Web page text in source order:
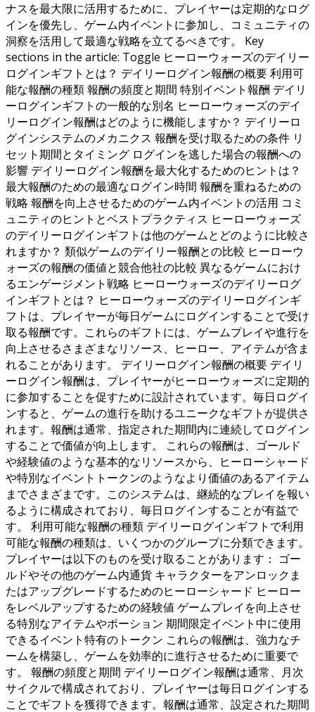
ナスを最大限に活用するために、プレイヤーは定期的なログ
インを優先し、ゲーム内イベントに参加し、コミュニティの
洞察を活用して最適な戦略を立てるべきです。 Key
sections in the article: Toggle ヒーローウォーズのデイリー
ログインギフトとは？ デイリーログイン報酬の概要 利用可
能な報酬の種類 報酬の頻度と期間 特別イベント報酬 デイリ
ーログインギフトの一般的な別名 ヒーローウォーズのデイ
リーログイン報酬はどのように機能しますか？ デイリーロ
グインシステムのメカニクス 報酬を受け取るための条件 リ
セット期間とタイミング ログインを逃した場合の報酬への
影響 デイリーログイン報酬を最大化するためのヒントは？
最大報酬のための最適なログイン時間 報酬を重ねるための
戦略 報酬を向上させるためのゲーム内イベントの活用 コミ
ュニティのヒントとベストプラクティス ヒーローウォーズ
のデイリーログインギフトは他のゲームとどのように比較さ
れますか？ 類似ゲームのデイリー報酬との比較 ヒーローウ
ォーズの報酬の価値と競合他社の比較 異なるゲームにおけ
るエンゲージメント戦略 ヒーローウォーズのデイリーログ
インギフトとは？ ヒーローウォーズのデイリーログインギ
フトは、プレイヤーが毎日ゲームにログインすることで受け
取る報酬です。これらのギフトには、ゲームプレイや進行を
向上させるさまざまなリソース、ヒーロー、アイテムが含ま
れることがあります。 デイリーログイン報酬の概要 デイリ
ーログイン報酬は、プレイヤーがヒーローウォーズに定期的
に参加することを促すために設計されています。毎日ログイ
ンすると、ゲームの進行を助けるユニークなギフトが提供さ
れます。報酬は通常、指定された期間内に連続してログイン
することで価値が向上します。 これらの報酬は、ゴールド
や経験値のような基本的なリソースから、ヒーローシャード
や特別なイベントトークンのようなより価値のあるアイテム
までさまざまです。このシステムは、継続的なプレイを報い
るように構成されており、毎日ログインすることが有益で
す。 利用可能な報酬の種類 デイリーログインギフトで利用
可能な報酬の種類は、いくつかのグループに分類できます。
プレイヤーは以下のものを受け取ることがあります： ゴー
ルドやその他のゲーム内通貨 キャラクターをアンロックま
たはアップグレードするためのヒーローシャード ヒーロー
をレベルアップするための経験値 ゲームプレイを向上させ
る特別なアイテムやポーション 期間限定イベント中に使用
できるイベント特有のトークン これらの報酬は、強力なチ
ームを構築し、ゲームを効率的に進行させるために重要で
す。 報酬の頻度と期間 デイリーログイン報酬は通常、月次
サイクルで構成されており、プレイヤーは毎日ログインする
ことでギフトを獲得できます。報酬は通常、設定された期間